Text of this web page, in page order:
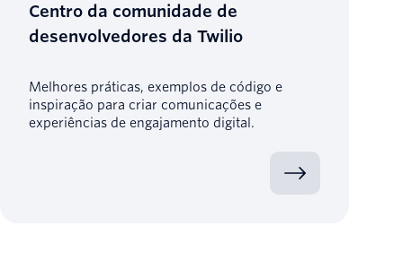
Centro da comunidade de
desenvolvedores da Twilio
Melhores práticas, exemplos de código e
inspiração para criar comunicações e
experiências de engajamento digital.